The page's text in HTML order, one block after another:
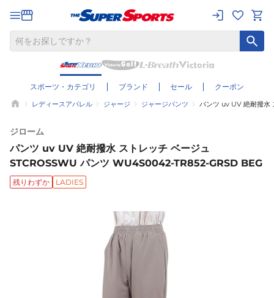
スポーツ・カテゴリ ブランド セール クーポン
レディースアパレル ジャージ ジャージパンツ パンツ uv UV 絶耐撥水
ジローム
パンツ uv UV 絶耐撥水 ストレッチ ベージュ
STCROSSWU パンツ WU4S0042-TR852-GRSD BEG
残りわずか LADIES